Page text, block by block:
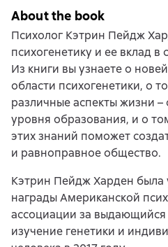
About the book
Психолог Кэтрин Пейдж
психогенетику и ее вклад в
Из книги вы узнаете о
области психогенетики, о
различные аспекты жизни –
уровня образования, и о
этих знаний поможет
и равноправное общество.
Кэтрин Пейдж Харден была
награды Американской
ассоциации за выдающийся
изучение генетики и